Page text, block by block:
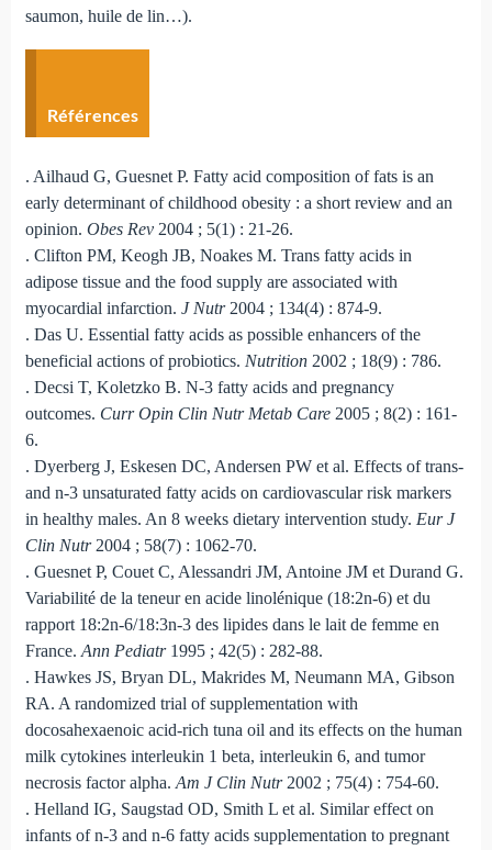
saumon, huile de lin…).
Références
. Ailhaud G, Guesnet P. Fatty acid composition of fats is an
early determinant of childhood obesity : a short review and an
opinion. Obes Rev2004 ; 5(1) : 21-26.
. Clifton PM, Keogh JB, Noakes M. Trans fatty acids in
adipose tissue and the food supply are associated with
myocardial infarction. J Nutr2004 ; 134(4) : 874-9.
. Das U. Essential fatty acids as possible enhancers of the
beneficial actions of probiotics. Nutrition2002 ; 18(9) : 786.
. Decsi T, Koletzko B. N-3 fatty acids and pregnancy
outcomes. Curr Opin Clin Nutr Metab Care2005 ; 8(2) : 161-
6.
. Dyerberg J, Eskesen DC, Andersen PW et al. Effects of trans-
and n-3 unsaturated fatty acids on cardiovascular risk markers
in healthy males. An 8 weeks dietary intervention study. Eur J
Clin Nutr2004 ; 58(7) : 1062-70.
. Guesnet P, Couet C, Alessandri JM, Antoine JM et Durand G.
Variabilité de la teneur en acide linolénique (18:2n-6) et du
rapport 18:2n-6/18:3n-3 des lipides dans le lait de femme en
France. Ann Pediatr1995 ; 42(5) : 282-88.
. Hawkes JS, Bryan DL, Makrides M, Neumann MA, Gibson
RA. A randomized trial of supplementation with
docosahexaenoic acid-rich tuna oil and its effects on the human
milk cytokines interleukin 1 beta, interleukin 6, and tumor
necrosis factor alpha. Am J Clin Nutr2002 ; 75(4) : 754-60.
. Helland IG, Saugstad OD, Smith L et al. Similar effect on
infants of n-3 and n-6 fatty acids supplementation to pregnant